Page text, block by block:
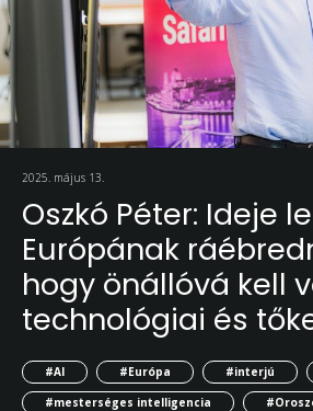
2025. május 13.
Oszkó Péter: Ideje
Európának
hogy önállóvá kell
technológiai és
#AI #Európa #interjú
#mesterséges intelligencia